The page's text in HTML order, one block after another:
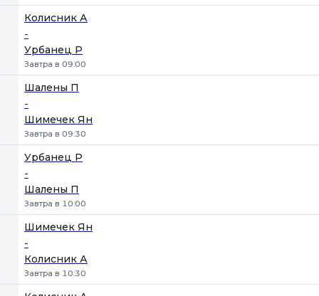
Колисник А
-
Урбанец Р
Завтра в 09:00
Шалены П
-
Шимечек Ян
Завтра в 09:30
Урбанец Р
-
Шалены П
Завтра в 10:00
Шимечек Ян
-
Колисник А
Завтра в 10:30